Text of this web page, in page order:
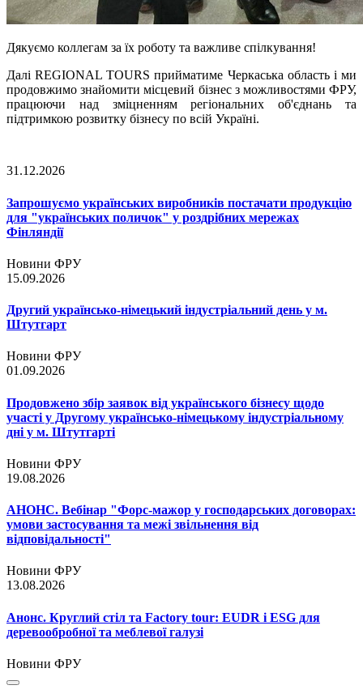
Дякуємо коллегам за їх роботу та важливе спілкування!
Далі REGIONAL TOURS прийматиме Черкаська область і ми
продовжимо знайомити місцевий бізнес з можливостями ФРУ,
працюючи над зміцненням регіональних об'єднань та
підтримкою розвитку бізнесу по всій Україні.
31.12.2026
Запрошуємо українських виробників постачати продукцію
для "українських поличок" у роздрібних мережах
Фінляндії
Новини ФРУ
15.09.2026
Другий українсько-німецький індустріальний день у м.
Штутгарт
Новини ФРУ
01.09.2026
Продовжено збір заявок від українського бізнесу щодо
участі у Другому українсько-німецькому індустріальному
дні у м. Штутгарті
Новини ФРУ
19.08.2026
АНОНС. Вебінар "Форс-мажор у господарських договорах:
умови застосування та межі звільнення від
відповідальності"
Новини ФРУ
13.08.2026
Анонс. Круглий стіл та Factory tour: EUDR і ESG для
деревообробної та меблевої галузі
Новини ФРУ